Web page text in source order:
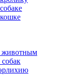
животным